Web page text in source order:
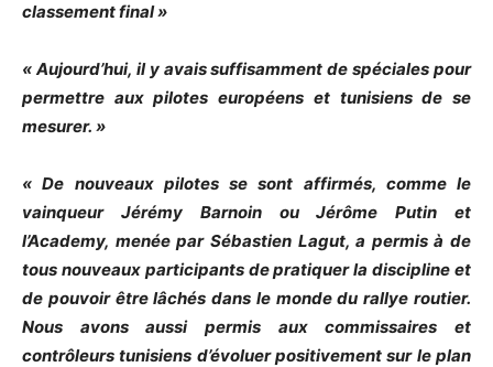
classement final »
« Aujourd’hui, il y avais suffisamment de spéciales pour
permettre aux pilotes européens et tunisiens de se
mesurer. »
« De nouveaux pilotes se sont affirmés, comme le
vainqueur Jérémy Barnoin ou Jérôme Putin et
l’Academy, menée par Sébastien Lagut, a permis à de
tous nouveaux participants de pratiquer la discipline et
de pouvoir être lâchés dans le monde du rallye routier.
Nous avons aussi permis aux commissaires et
contrôleurs tunisiens d’évoluer positivement sur le plan